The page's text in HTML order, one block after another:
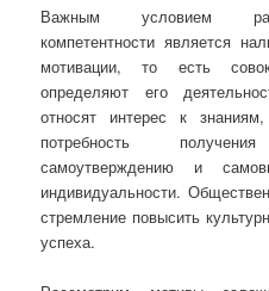
Важным условием
компетентности является
мотивации, то есть
определяют его
относят интерес к
потребность
самоутверждению и
индивидуальности.
стремление повысить
успеха.